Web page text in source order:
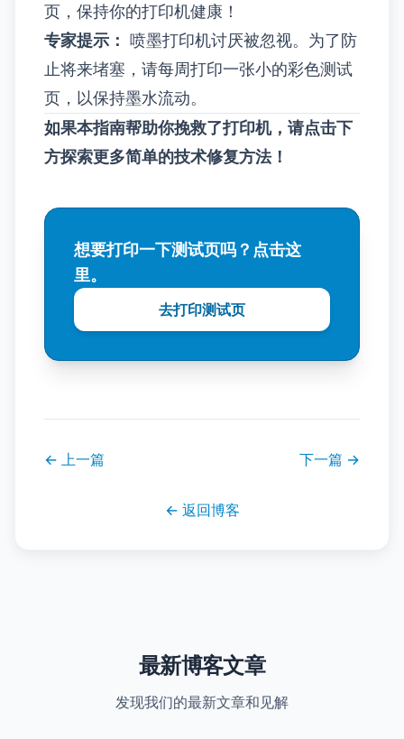
页，保持你的打印机健康！
专家提示： 喷墨打印机讨厌被忽视。为了防
止将来堵塞，请每周打印一张小的彩色测试
页，以保持墨水流动。
如果本指南帮助你挽救了打印机，请点击下
方探索更多简单的技术修复方法！
想要打印一下测试页吗？点击这
里。
去打印测试页
← 上一篇 下一篇 →
← 返回博客
最新博客文章
发现我们的最新文章和见解